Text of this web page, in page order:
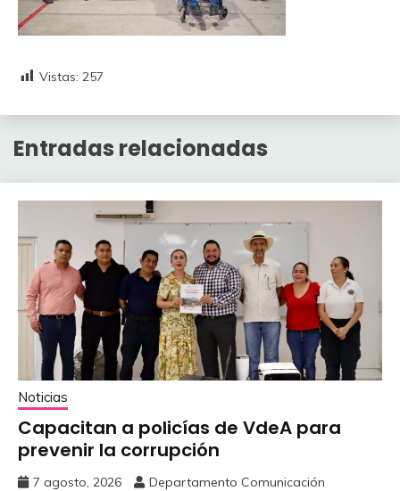
Vistas: 257
Entradas relacionadas
Noticias
Capacitan a policías de VdeA ‎para
prevenir la corrupción
7 agosto, 2026 Departamento Comunicación